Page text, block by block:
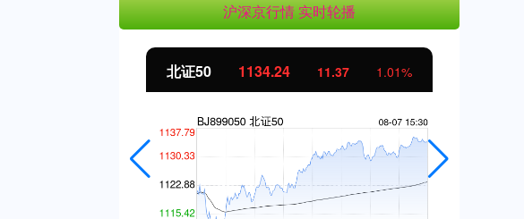
沪深京行情 实时轮播
北证50 1134.24 11.37 1.01%